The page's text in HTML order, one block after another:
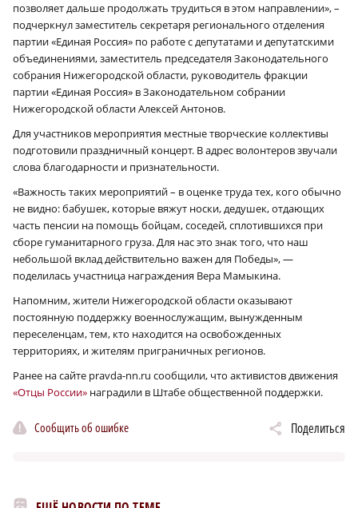
позволяет дальше продолжать трудиться в этом направлении», –
подчеркнул заместитель секретаря регионального отделения
партии «Единая Россия» по работе с депутатами и депутатскими
объединениями, заместитель председателя Законодательного
собрания Нижегородской области, руководитель фракции
партии «Единая Россия» в Законодательном собрании
Нижегородской области Алексей Антонов.
Для участников мероприятия местные творческие коллективы
подготовили праздничный концерт. В адрес волонтеров звучали
слова благодарности и признательности.
«Важность таких мероприятий – в оценке труда тех, кого обычно
не видно: бабушек, которые вяжут носки, дедушек, отдающих
часть пенсии на помощь бойцам, соседей, сплотившихся при
сборе гуманитарного груза. Для нас это знак того, что наш
небольшой вклад действительно важен для Победы», —
поделилась участница награждения Вера Мамыкина.
Напомним, жители Нижегородской области оказывают
постоянную поддержку военнослужащим, вынужденным
переселенцам, тем, кто находится на освобожденных
территориях, и жителям приграничных регионов.
Ранее на сайте pravda-nn.ru сообщили, что активистов движения
«Отцы России» наградили в Штабе общественной поддержки.
Сообщить об ошибке Поделиться